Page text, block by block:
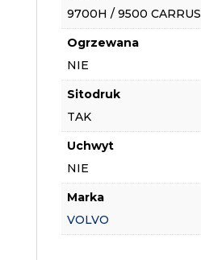
9700H / 9500
Ogrzewana
NIE
Sitodruk
TAK
Uchwyt
NIE
Marka
VOLVO